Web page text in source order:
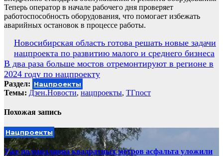
Теперь оператор в начале рабочего дня проверяет
работоспособность оборудования, что помогает избежать
аварийных остановок в процессе работы.
Навигация
по
записям
Новосибирская область готова решать новые задачи
нацпроекта по развитию малого и среднего бизнеса
В два раза больше мостов отремонтируют в регионе в
2024 году по нацпроекту
Раздел: Нацпроекты
Темы: Дзен.Новости, нацпроекты, ТГпост
Похожая запись
Нацпроекты
Уже полмиллиона квадратных метров асфальта уложили